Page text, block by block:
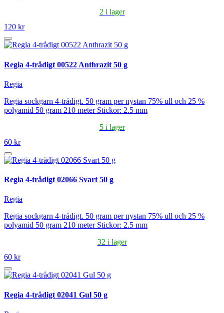
2 i lager
120 kr
Regia 4-trådigt 00522 Anthrazit 50 g
Regia
Regia sockgarn 4-trådigt. 50 gram per nystan 75% ull och 25 %
polyamid 50 gram 210 meter Stickor: 2.5 mm
5 i lager
60 kr
Regia 4-trådigt 02066 Svart 50 g
Regia
Regia sockgarn 4-trådigt. 50 gram per nystan 75% ull och 25 %
polyamid 50 gram 210 meter Stickor: 2.5 mm
32 i lager
60 kr
Regia 4-trådigt 02041 Gul 50 g